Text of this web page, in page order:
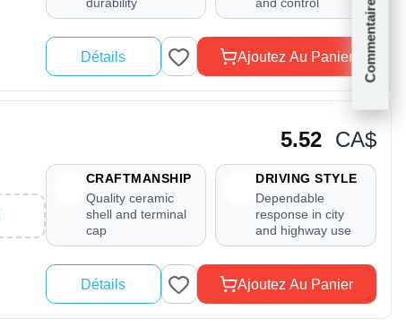
Commentaires
durability
and control
Détails Ajoutez Au Panier
5.52 CA$
CRAFTMANSHIP
Quality ceramic
shell and terminal
cap
DRIVING STYLE
Dependable
response in city
and highway use
Détails Ajoutez Au Panier